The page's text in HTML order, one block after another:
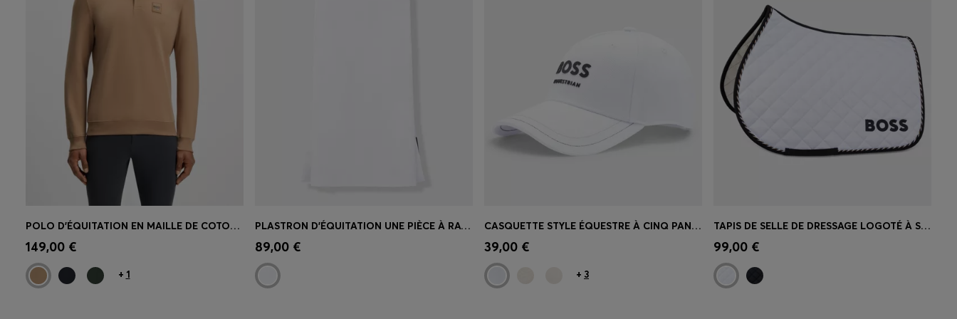
Achat rapide
taille)
POLO D’ÉQUITATION EN MAILLE DE COTON STRETCH AVEC PATCH LOGO
149,00 €
+ 1
Achat rapide
taille)
PLASTRON D’ÉQUITATION UNE PIÈCE À RAYURES EMBLÉMATIQUES
89,00 € Achat rapide
taille)
CASQUETTE STYLE ÉQUESTRE À CINQ PANNEAUX AVEC LOGOS
39,00 €
+ 3
Achat rapide
taille)
TAPIS DE SELLE DE DRESSAGE LOGOTÉ À SÉCHAGE RAPIDE
99,00 €